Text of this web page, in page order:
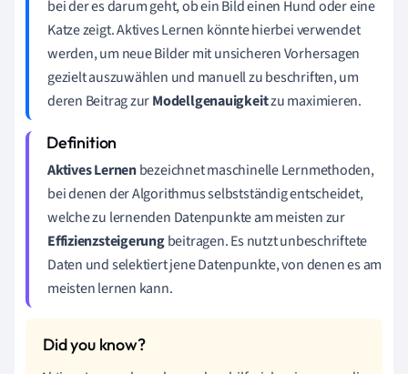
bei der es darum geht, ob ein Bild einen Hund oder eine
Katze zeigt. Aktives Lernen könnte hierbei verwendet
werden, um neue Bilder mit unsicheren Vorhersagen
gezielt auszuwählen und manuell zu beschriften, um
deren Beitrag zurModellgenauigkeitzu maximieren.
Aktives Lernenbezeichnet maschinelle Lernmethoden,
bei denen der Algorithmus selbstständig entscheidet,
welche zu lernenden Datenpunkte am meisten zur
Effizienzsteigerungbeitragen. Es nutzt unbeschriftete
Daten und selektiert jene Datenpunkte, von denen es am
meisten lernen kann.